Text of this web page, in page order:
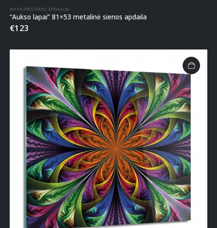
METALINĖS SIENŲ APDAILOS
“Aukso lapai” 81×53 metalinė sienos apdaila
€123